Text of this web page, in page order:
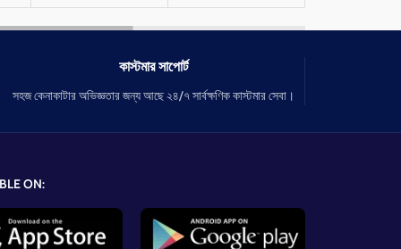
কাস্টমার সাপোর্ট
সহজ কেনাকাটার অভিজ্ঞতার জন্য আছে ২৪/৭ সার্বক্ষণিক কাস্টমার সেবা।
ON: